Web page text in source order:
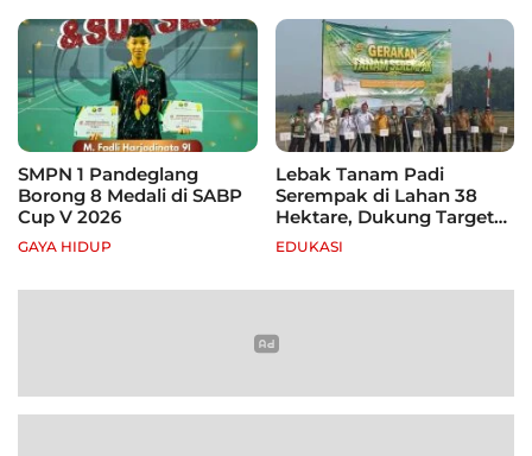
SMPN 1 Pandeglang
Borong 8 Medali di SABP
Cup V 2026
GAYA HIDUP
Lebak Tanam Padi
Serempak di Lahan 38
Hektare, Dukung Target
Swasembada Pangan
EDUKASI